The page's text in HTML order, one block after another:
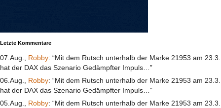
Letzte Kommentare
07.Aug., Robby: “Mit dem Rutsch unterhalb der Marke 21953 am 23.3.
hat der DAX das Szenario Gedämpfter Impuls…”
06.Aug., Robby: “Mit dem Rutsch unterhalb der Marke 21953 am 23.3.
hat der DAX das Szenario Gedämpfter Impuls…”
05.Aug., Robby: “Mit dem Rutsch unterhalb der Marke 21953 am 23.3.